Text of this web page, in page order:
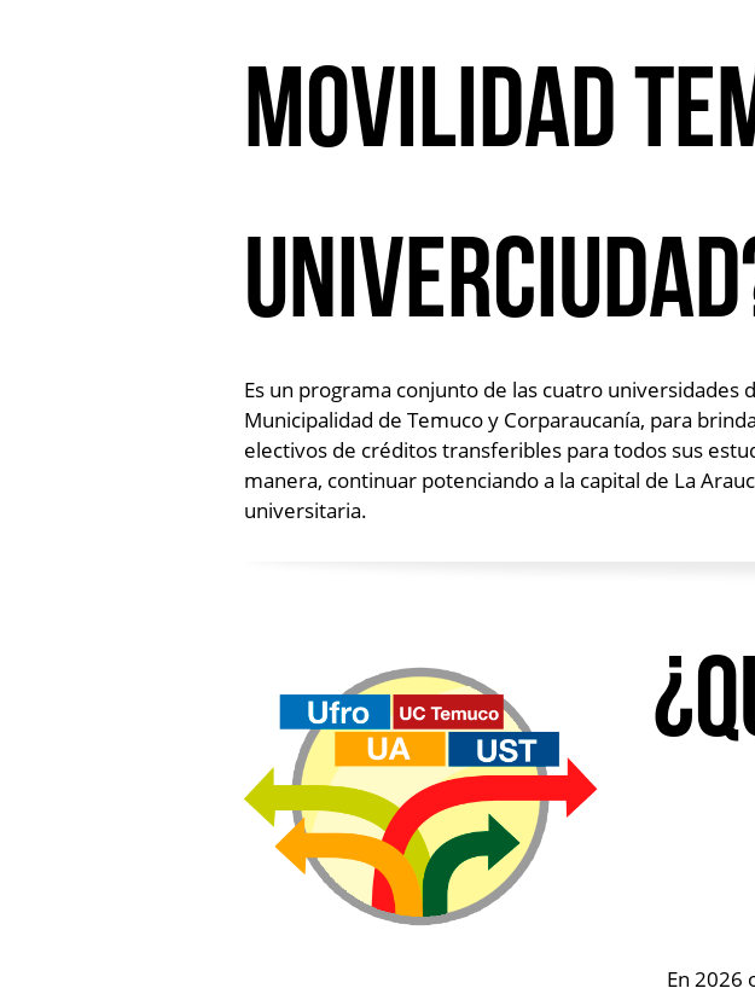
Movilidad
Es un programa conjunto de las cuatro universidades
Municipalidad de Temuco y Corparaucanía, para
electivos de créditos transferibles para todos sus
manera, continuar potenciando a la capital de La
universitaria.
En 2026